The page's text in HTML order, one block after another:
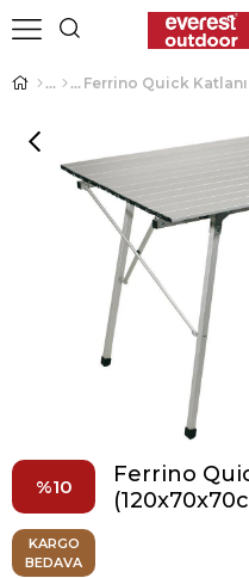
Üye
Ferrino Quick
10
Ferrino
KARGO
BEDAVA